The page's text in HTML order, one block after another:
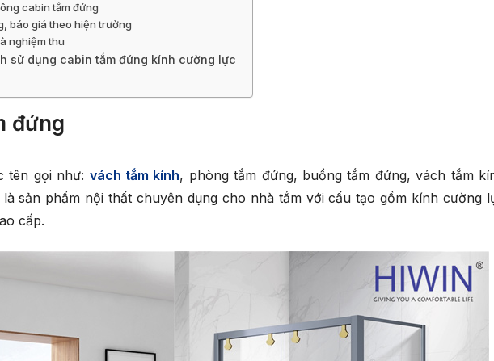
cabin tắm đứng
báo giá theo hiện trường
nghiệm thu
sử dụng cabin tắm đứng kính cường lực
đứng
tên gọi như: vách tắm kính, phòng tắm đứng, buồng tắm đứng, vách tắm
sản phẩm nội thất chuyên dụng cho nhà tắm với cấu tạo gồm kính cường
cấp.